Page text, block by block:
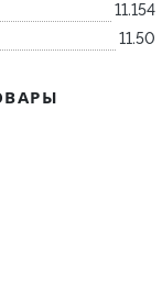
11.154
11.50